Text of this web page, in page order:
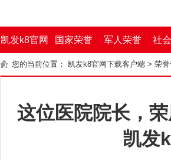
凯发k8官网
下载客户端
国家荣誉 军人荣誉 社
您的当前位置： 凯发k8官网下载客户端 > 荣
这位医院院长，
凯发